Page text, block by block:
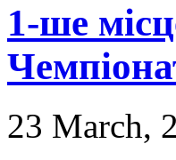
1-ше
23 March,